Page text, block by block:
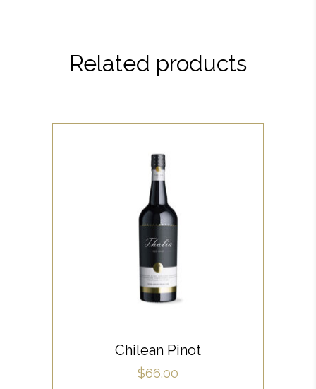
Related products
WHITE
Lorem ipsum dolor sit amet,
offendit adipisci quo id, ne vel
vidit facilisis aliquando. Nostrud
forensibus at vix. Ad qui
imperdiet dissentias. Mel eu
apeirian qui. Sed an justo
Chilean Pinot
$66.00